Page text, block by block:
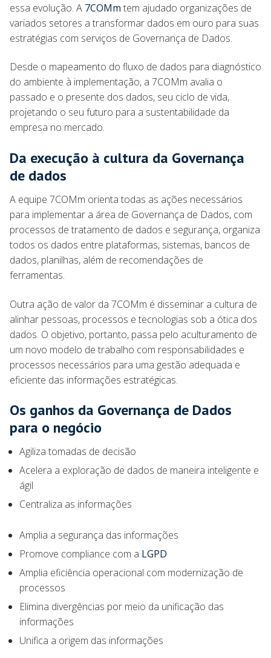
essa evolução. A 7COMm tem ajudado organizações de
variados setores a transformar dados em ouro para suas
estratégias com serviços de Governança de Dados.
Desde o mapeamento do fluxo de dados para diagnóstico
do ambiente à implementação, a 7COMm avalia o
passado e o presente dos dados, seu ciclo de vida,
projetando o seu futuro para a sustentabilidade da
empresa no mercado.
Da execução à cultura da Governança
de dados
A equipe 7COMm orienta todas as ações necessários
para implementar a área de Governança de Dados, com
processos de tratamento de dados e segurança, organiza
todos os dados entre plataformas, sistemas, bancos de
dados, planilhas, além de recomendações de
ferramentas.
Outra ação de valor da 7COMm é disseminar a cultura de
alinhar pessoas, processos e tecnologias sob a ótica dos
dados. O objetivo, portanto, passa pelo aculturamento de
um novo modelo de trabalho com responsabilidades e
processos necessários para uma gestão adequada e
eficiente das informações estratégicas.
Os ganhos da Governança de Dados
para o negócio
Agiliza tomadas de decisão
Acelera a exploração de dados de maneira inteligente e
ágil
Centraliza as informações
Amplia a segurança das informações
Promove compliance com a LGPD
Amplia eficiência operacional com modernização de
processos
Elimina divergências por meio da unificação das
informações
Unifica a origem das informações